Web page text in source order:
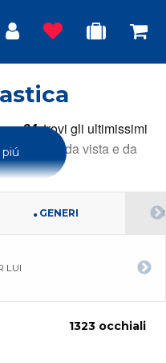
, trovi gli ultimissimi
plastica da vista e da
GENERI
LUI
1323 occhiali